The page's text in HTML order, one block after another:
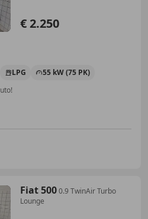
€ 2.250
LPG
55 kW (75 PK)
Fiat 5000.9 TwinAir Turbo
Lounge